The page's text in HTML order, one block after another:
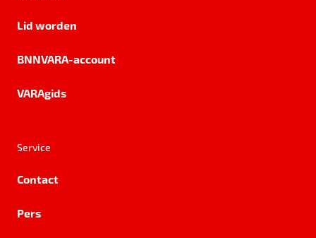
Lid worden
BNNVARA-account
VARAgids
Service
Contact
Pers